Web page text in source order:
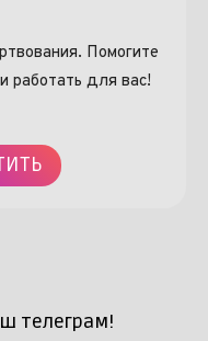
Помогите
работать для вас!
телеграм!